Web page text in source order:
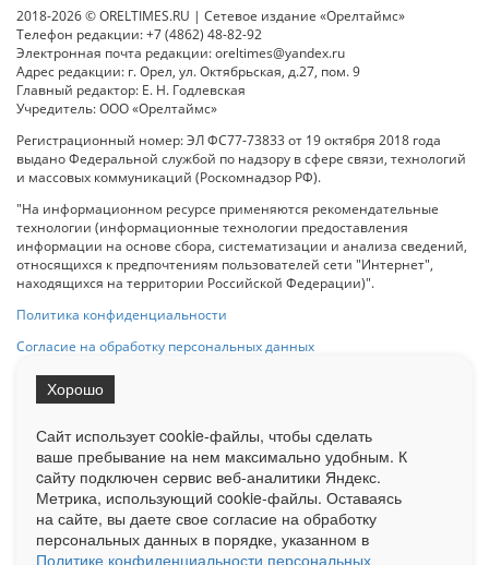
2018-2026 © ORELTIMES.RU | Сетевое издание «Орелтаймс»
Телефон редакции: +7 (4862) 48-82-92
Электронная почта редакции: oreltimes@yandex.ru
Адрес редакции: г. Орел, ул. Октябрьская, д.27, пом. 9
Главный редактор: Е. Н. Годлевская
Учредитель: ООО «Орелтаймс»
Регистрационный номер: ЭЛ ФС77-73833 от 19 октября 2018 года
выдано Федеральной службой по надзору в сфере связи, технологий
и массовых коммуникаций (Роскомнадзор РФ).
"На информационном ресурсе применяются рекомендательные
технологии (информационные технологии предоставления
информации на основе сбора, систематизации и анализа сведений,
относящихся к предпочтениям пользователей сети "Интернет",
находящихся на территории Российской Федерации)".
Политика конфиденциальности
Согласие на обработку персональных данных
При использовании любого материала с данного сайта гипер-ссылка
на Сетевое издание «ОрелТаймс» обязательна.
Ограниченная статистика посещаемости доступна на сайте
Liveinternet.ru . Подробная статистика для рекламодателей по запросу
у менеджера.
Реклама Документы О нас Контакты
Сайт использует cookie-файлы, чтобы сделать
ваше пребывание на нем максимально удобным. К
cайту подключен сервис веб-аналитики Яндекс.
Метрика, использующий cookie-файлы. Оставаясь
на сайте, вы даете свое согласие на обработку
персональных данных в порядке, указанном в
Политике конфиденциальности персональных
Хорошо